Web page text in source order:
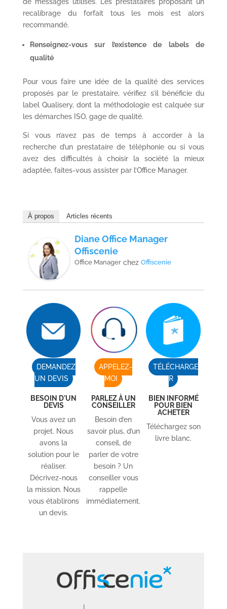
recalibrage du forfait tous les mois est alors
recommandé.
Renseignez-vous sur l’existence de labels de
qualité
Pour vous faire une idée de la qualité des services
proposés par le prestataire, vérifiez s’il bénéficie du
label Qualisery, dont la méthodologie est calquée sur
les démarches ISO, gage de qualité.
Si vous n’avez pas de temps à accorder à la
recherche d’un prestataire de téléphonie ou si vous
avez des difficultés à choisir la société la mieux
adaptée, faites-vous assister par l’Office Manager.
À propos Articles récents
Diane Office Manager
Offiscenie
Office Managerchez Offiscenie
DEMANDEZ
UN DEVIS
BESOIN D'UN
DEVIS
Vous avez un
projet. Nous
avons la
solution pour le
réaliser.
Décrivez-nous
la mission. Nous
vous établirons
un devis.
APPELEZ-
MOI
PARLEZ À UN
CONSEILLER
Besoin d’en
savoir plus, d’un
conseil, de
parler de votre
besoin ? Un
conseiller vous
rappelle
immédiatement.
TÉLÉCHARGE
R
BIEN INFORMÉ
POUR BIEN
ACHETER
Téléchargez son
livre blanc.